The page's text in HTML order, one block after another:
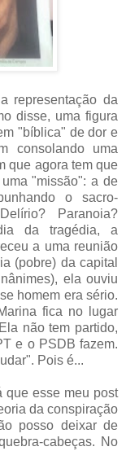
representação da
disse, uma figura
"bíblica" de dor e
consolando uma
que agora tem que
"missão": a de
o sacro-
Paranoia?
da tragédia, a
a uma reunião
(pobre) da capital
ela ouviu
homem era sério.
fica no lugar
não tem partido,
e o PSDB fazem.
Pois é...
que esse meu post
da conspiração
posso deixar de
cabeças. No